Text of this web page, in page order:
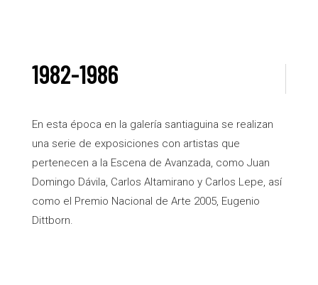
1982-1986
En esta época en la galería santiaguina se realizan
una serie de exposiciones con artistas que
pertenecen a la Escena de Avanzada, como Juan
Domingo Dávila, Carlos Altamirano y Carlos Lepe, así
como el Premio Nacional de Arte 2005, Eugenio
Dittborn.